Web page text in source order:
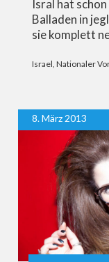
Isral hat
Balladen in
sie komplett
Israel Nationaler
8. März 2013